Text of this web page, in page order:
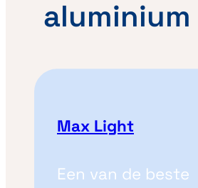
aluminium
Max Light
Een van de beste